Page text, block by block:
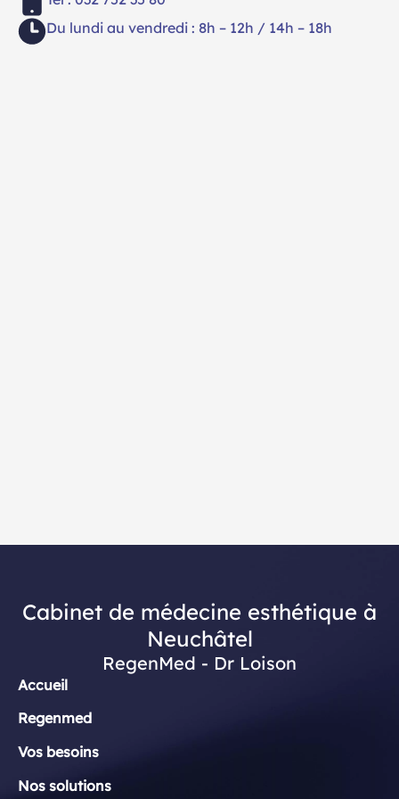
Du lundi au vendredi : 8h – 12h / 14h – 18h
Cabinet de médecine esthétique à
Neuchâtel
RegenMed - Dr Loison
Accueil
Regenmed
Vos besoins
Nos solutions